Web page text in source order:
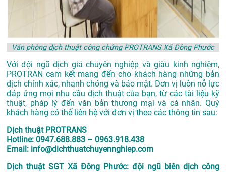
Văn phòng dịch thuật công chứng PROTRANS Xã Đông Phước
Với đội ngũ dịch giả chuyên nghiệp và giàu kinh nghiệm,
PROTRAN cam kết mang đến cho khách hàng những bản
dịch chính xác, nhanh chóng và bảo mật. Đơn vị luôn nỗ lực
đáp ứng mọi nhu cầu dịch thuật của bạn, từ các tài liệu kỹ
thuật, pháp lý đến văn bản thương mại và cá nhân. Quý
khách hàng có thể liên hệ với đơn vị theo các thông tin sau:
Dịch thuật PROTRANS
Hotline: 0947.688.883 – 0963.918.438
Email: info@dichthuatchuyennghiep.com
Dịch thuật SGT Xã Đông Phước: đội ngũ biên dịch công